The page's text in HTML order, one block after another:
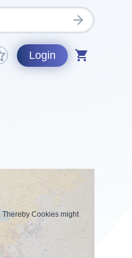
Login
Thereby Cookies might